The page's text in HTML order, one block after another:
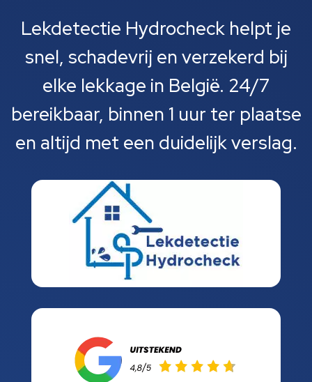
Lekdetectie Hydrocheck helpt je
snel, schadevrij en verzekerd bij
elke lekkage in België. 24/7
bereikbaar, binnen 1 uur ter plaatse
en altijd met een duidelijk verslag.